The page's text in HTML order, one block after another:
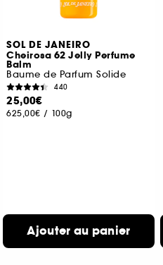
SOL DE JANEIRO
Cheirosa 62 Jelly Perfume
Balm
Baume de Parfum Solide
440
25,00€
625,00€ / 100g
Ajouter au panier